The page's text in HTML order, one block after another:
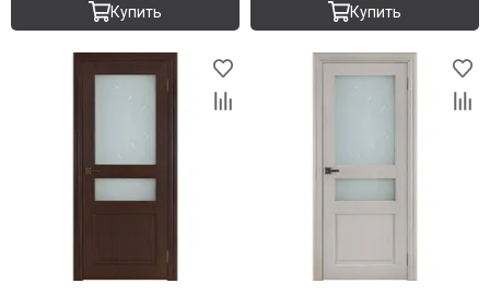
Купить Купить